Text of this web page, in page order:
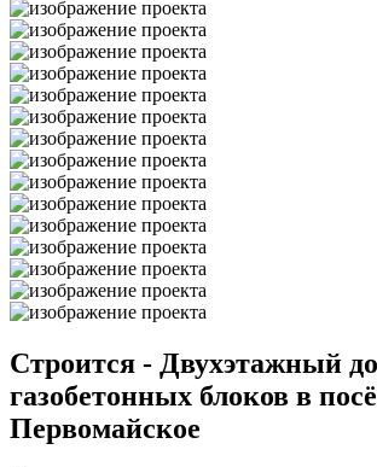
Строится - Двухэтажный
газобетонных блоков в
Первомайское